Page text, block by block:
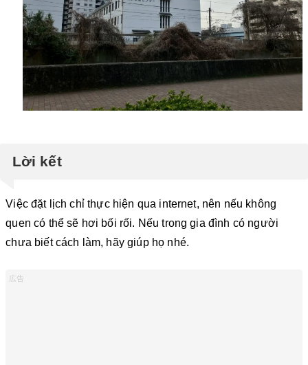
Lời kết
Việc đặt lịch chỉ thực hiện qua internet, nên nếu không
quen có thể sẽ hơi bối rối. Nếu trong gia đình có người
chưa biết cách làm, hãy giúp họ nhé.